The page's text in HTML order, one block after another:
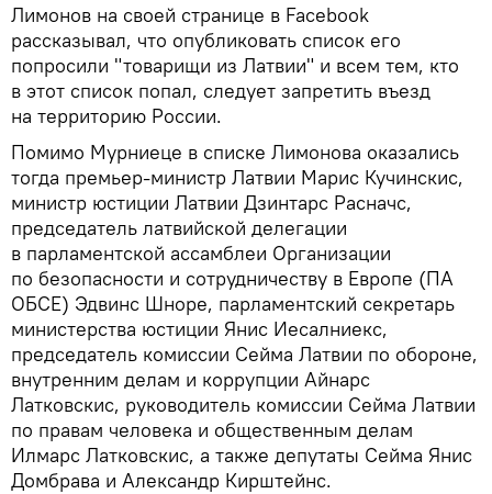
Лимонов на своей странице в Facebook
рассказывал, что опубликовать список его
попросили "товарищи из Латвии" и всем тем, кто
в этот список попал, следует запретить въезд
на территорию России.
Помимо Мурниеце в списке Лимонова оказались
тогда премьер-министр Латвии Марис Кучинскис,
министр юстиции Латвии Дзинтарс Расначс,
председатель латвийской делегации
в парламентской ассамблеи Организации
по безопасности и сотрудничеству в Европе (ПА
ОБСЕ) Эдвинс Шноре, парламентский секретарь
министерства юстиции Янис Иесалниекс,
председатель комиссии Сейма Латвии по обороне,
внутренним делам и коррупции Айнарс
Латковскис, руководитель комиссии Сейма Латвии
по правам человека и общественным делам
Илмарс Латковскис, а также депутаты Сейма Янис
Домбрава и Александр Кирштейнс.